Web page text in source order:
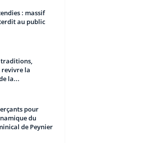
: massif
au public
traditions,
la
la...
pour
du
de Peynier